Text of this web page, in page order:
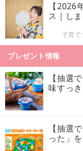
【2026
ス｜し
子育
プレゼント情報
【抽選
味すっ
【抽選
った」